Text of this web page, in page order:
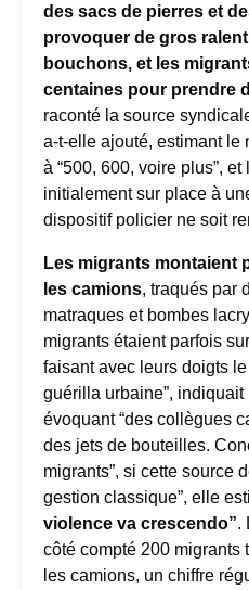
des sacs de pierres et
provoquer de gros
bouchons, et les
centaines pour prendre
raconté la source
a-t-elle ajouté, estimant le
à “500, 600, voire plus”,
initialement sur place à
dispositif policier ne soit
Les migrants montaient
les camions, traqués par
matraques et bombes
migrants étaient parfois
faisant avec leurs doigts le
guérilla urbaine”,
évoquant “des collègues
des jets de bouteilles.
migrants”, si cette source
gestion classique”, elle
violence va crescendo”.
côté compté 200 migrants
les camions, un chiffre